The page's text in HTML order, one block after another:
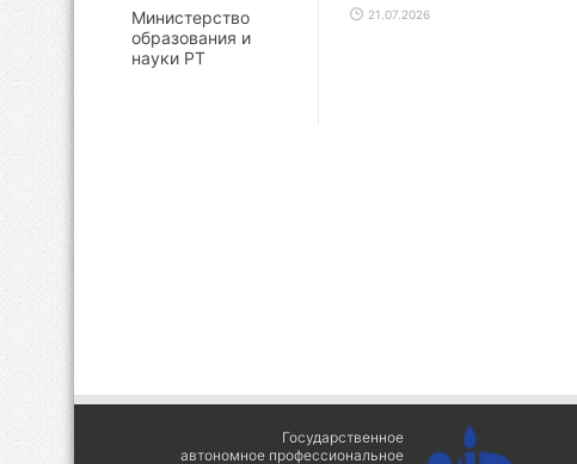
21.07.2026
Министерство
образования и
науки РТ
Государственное
автономное профессиональное